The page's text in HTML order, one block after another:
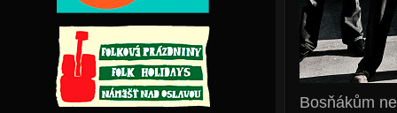
Bosňákům